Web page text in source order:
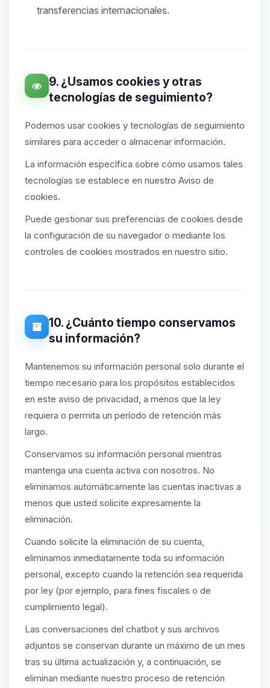
transferencias internacionales.
9. ¿Usamos cookies y otras
tecnologías de seguimiento?
Podemos usar cookies y tecnologías de seguimiento
similares para acceder o almacenar información.
La información específica sobre cómo usamos tales
tecnologías se establece en nuestro Aviso de
cookies.
Puede gestionar sus preferencias de cookies desde
la configuración de su navegador o mediante los
controles de cookies mostrados en nuestro sitio.
10. ¿Cuánto tiempo conservamos
su información?
Mantenemos su información personal solo durante el
tiempo necesario para los propósitos establecidos
en este aviso de privacidad, a menos que la ley
requiera o permita un período de retención más
largo.
Conservamos su información personal mientras
mantenga una cuenta activa con nosotros. No
eliminamos automáticamente las cuentas inactivas a
menos que usted solicite expresamente la
eliminación.
Cuando solicite la eliminación de su cuenta,
eliminamos inmediatamente toda su información
personal, excepto cuando la retención sea requerida
por ley (por ejemplo, para fines fiscales o de
cumplimiento legal).
Las conversaciones del chatbot y sus archivos
adjuntos se conservan durante un máximo de un mes
tras su última actualización y, a continuación, se
eliminan mediante nuestro proceso de retención